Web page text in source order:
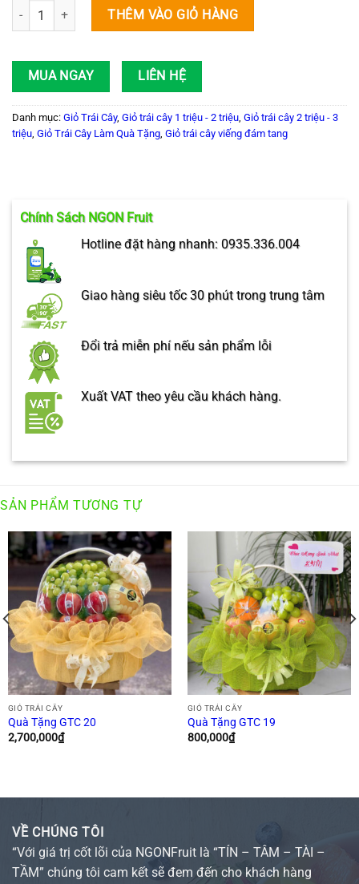
Giỏ Viếng GTC 17 số lượngTHÊM VÀO GIỎ HÀNG
MUA NGAY LIÊN HỆ
Danh mục: Giỏ Trái Cây, Giỏ trái cây 1 triệu - 2 triệu Giỏ trái cây 2 triệu - 3
triệu Giỏ Trái Cây Làm Quà Tặng Giỏ trái cây viếng đám tang
Chính Sách NGON Fruit
Hotline đặt hàng nhanh: 0935.336.004
Giao hàng siêu tốc 30 phút trong trung tâm
Đổi trả miễn phí nếu sản phẩm lỗi
Xuất VAT theo yêu cầu khách hàng.
SẢN PHẨM TƯƠNG TỰ
GIỎ TRÁI CÂY
Quà Tặng GTC 20
2,700,000₫
GIỎ TRÁI CÂY
Quà Tặng GTC 19
800,000₫
VỀ CHÚNG TÔI
“Với giá trị cốt lõi của NGONFruit là “TÍN – TÂM – TÀI –
TẦM” chúng tôi cam kết sẽ đem đến cho khách hàng